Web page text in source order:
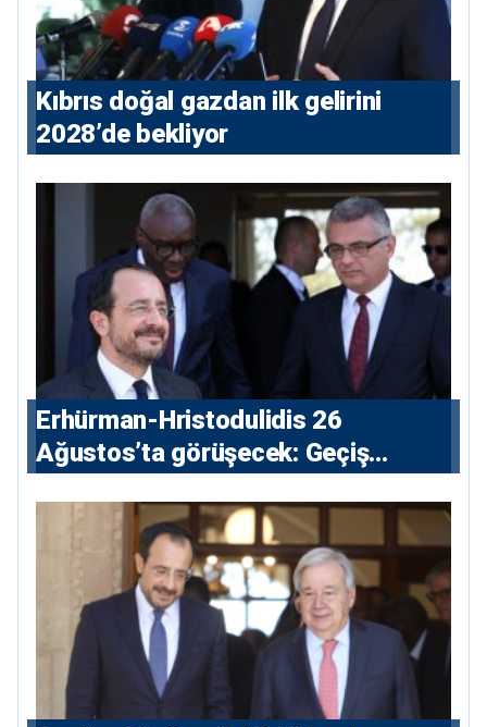
Kıbrıs doğal gazdan ilk gelirini
2028’de bekliyor
Erhürman-Hristodulidis 26
Ağustos’ta görüşecek: Geçiş